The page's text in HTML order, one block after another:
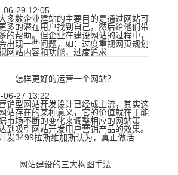
06-29 12:05
多数企业建站的主要目的是通过网站可
多的潜在用户找到自己，然后给他们带
的帮助。但企业在建设网站的过程中，
出现一些问题，如：过度重视网页规划
网站内容和功能，过度追求
怎样更好的运营一个网站？
06-27 13:22
销型网站开发设计已经成主流，其实这
站存在的某种意义，它的价值就在于能
市场不断的变化来调整相应的网站策
到吸引网站开发用户营销产品的效果。
发3499拉斯维加斯认为，真正做活
网站建设的三大构图手法